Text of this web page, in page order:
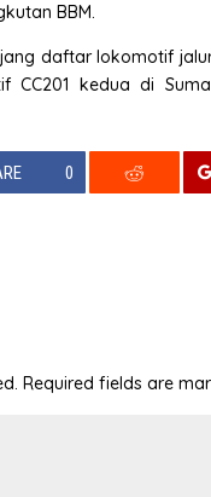
BBM.
daftar lokomotif
CC201 kedua di
0
Required fields are